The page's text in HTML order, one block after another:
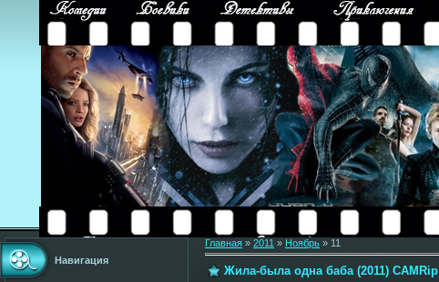
Навигация
Главная » 2011 » Ноябрь » 11
Жила-была одна баба (2011) CAMRip